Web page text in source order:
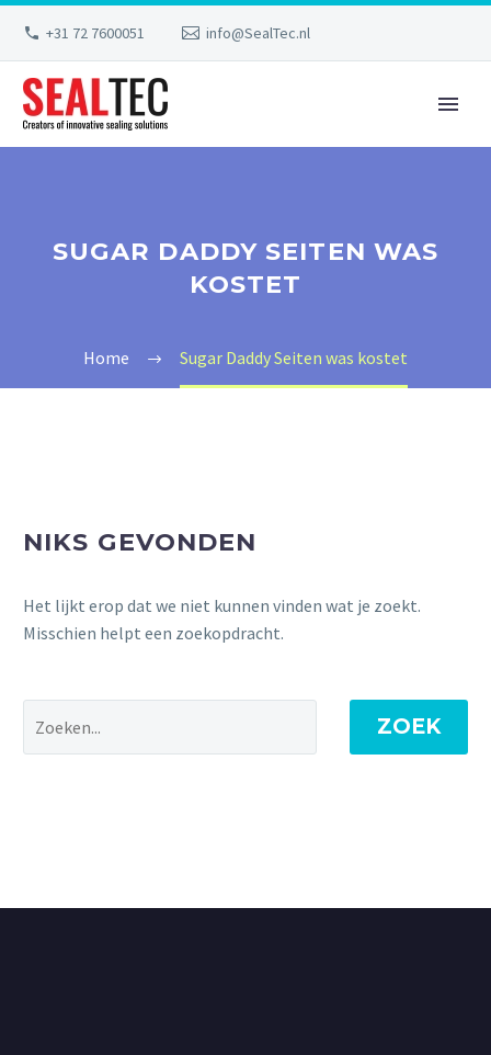
+31 72 7600051 info@SealTec.nl
SUGAR DADDY SEITEN WAS
KOSTET
Home Sugar Daddy Seiten was kostet
NIKS GEVONDEN
Het lijkt erop dat we niet kunnen vinden wat je zoekt.
Misschien helpt een zoekopdracht.
ZOEK